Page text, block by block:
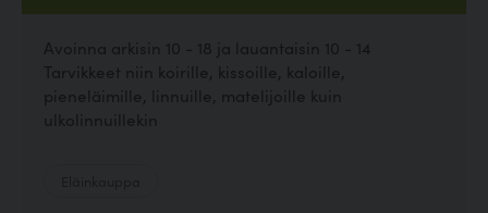
Avoinna arkisin 10 - 18 ja lauantaisin 10 - 14
Tarvikkeet niin koirille, kissoille, kaloille,
pieneläimille, linnuille, matelijoille kuin
ulkolinnuillekin